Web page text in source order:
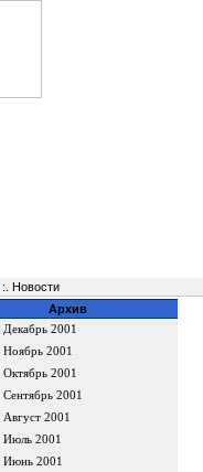
:. Новости
Архив
Декабрь 2001
Ноябрь 2001
Октябрь 2001
Сентябрь 2001
Август 2001
Июль 2001
Июнь 2001